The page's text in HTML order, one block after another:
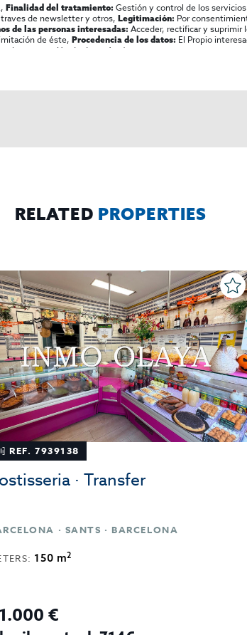
Finalidad del tratamiento: Gestión y control de los
de newsletter y otros, Legitimación: Por
de las personas interesadas: Acceder, rectificar y suprimir
de éste, Procedencia de los datos: El Propio
protección de datos
Aquí.
RELATED PROPERTIES
REF. 7939138
· Transfer
· SANTS · BARCELONA
150 m2
€